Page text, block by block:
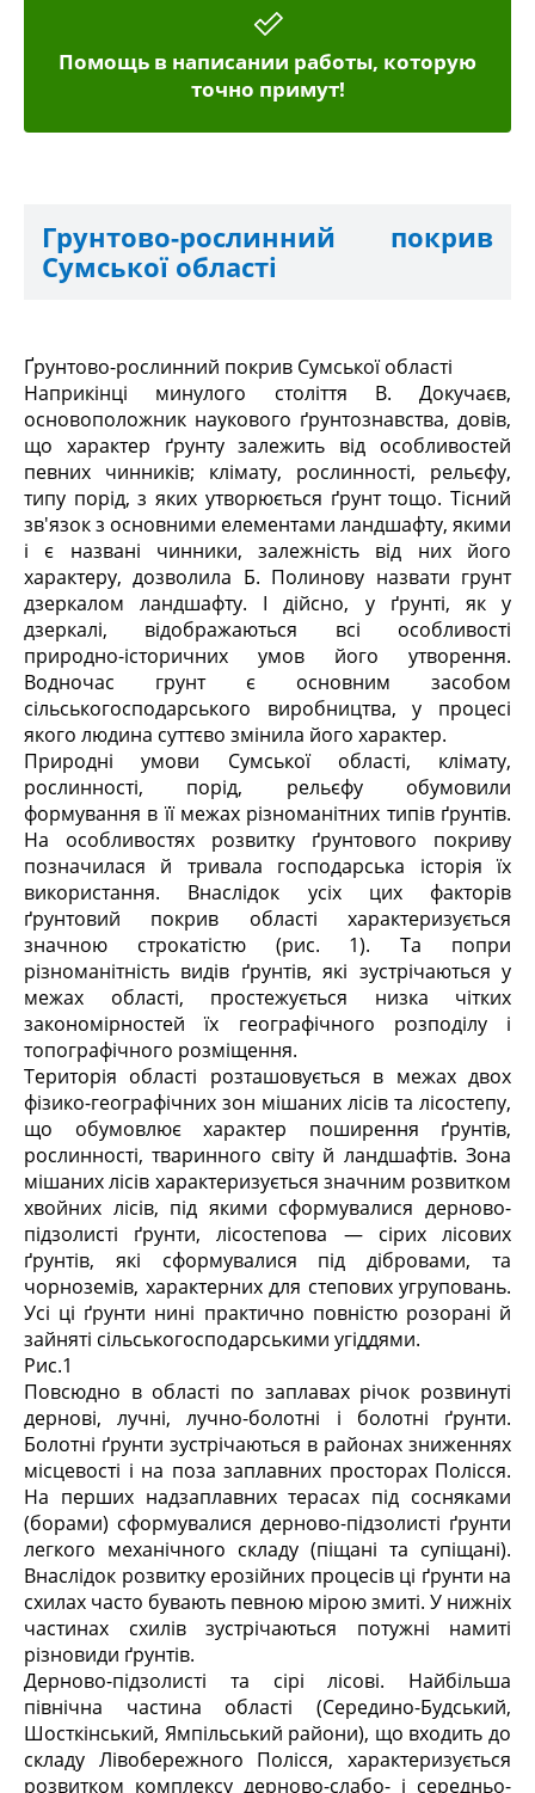
Помощь в написании работы, которую
точно примут!
Грунтово-рослинний покрив
Сумської області
Ґрунтово-рослинний покрив Сумської області
Наприкінці минулого століття В. Докучаєв,
основоположник наукового ґрунтознавства, довів,
що характер ґрунту залежить від особливостей
певних чинників; клімату, рослинності, рельєфу,
типу порід, з яких утворюється ґрунт тощо. Тісний
зв'язок з основними елементами ландшафту, якими
і є названі чинники, залежність від них його
характеру, дозволила Б. Полинову назвати грунт
дзеркалом ландшафту. І дійсно, у ґрунті, як у
дзеркалі, відображаються всі особливості
природно-історичних умов його утворення.
Водночас грунт є основним засобом
сільськогосподарського виробництва, у процесі
якого людина суттєво змінила його характер.
Природні умови Сумської області, клімату,
рослинності, порід, рельєфу обумовили
формування в її межах різноманітних типів ґрунтів.
На особливостях розвитку ґрунтового покриву
позначилася й тривала господарська історія їх
використання. Внаслідок усіх цих факторів
ґрунтовий покрив області характеризується
значною строкатістю (рис. 1). Та попри
різноманітність видів ґрунтів, які зустрічаються у
межах області, простежується низка чітких
закономірностей їх географічного розподілу і
топографічного розміщення.
Територія області розташовується в межах двох
фізико-географічних зон мішаних лісів та лісостепу,
що обумовлює характер поширення ґрунтів,
рослинності, тваринного світу й ландшафтів. Зона
мішаних лісів характеризується значним розвитком
хвойних лісів, під якими сформувалися дерново-
підзолисті ґрунти, лісостепова — сірих лісових
ґрунтів, які сформувалися під дібровами, та
чорноземів, характерних для степових угруповань.
Усі ці ґрунти нині практично повністю розорані й
зайняті сільськогосподарськими угіддями.
Рис.1
Повсюдно в області по заплавах річок розвинуті
дернові, лучні, лучно-болотні і болотні ґрунти.
Болотні ґрунти зустрічаються в районах зниженнях
місцевості і на поза заплавних просторах Полісся.
На перших надзаплавних терасах під сосняками
(борами) сформувалися дерново-підзолисті ґрунти
легкого механічного складу (піщані та супіщані).
Внаслідок розвитку ерозійних процесів ці ґрунти на
схилах часто бувають певною мірою змиті. У нижніх
частинах схилів зустрічаються потужні намиті
різновиди ґрунтів.
Дерново-підзолисті та сірі лісові. Найбільша
північна частина області (Середино-Будський,
Шосткінський, Ямпільський райони), що входить до
складу Лівобережного Полісся, характеризується
розвитком комплексу дерново-слабо- і середньо-